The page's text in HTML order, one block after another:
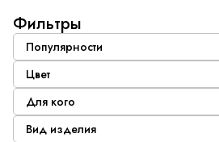
Фильтры
Популярности
Цвет
Для кого
Вид изделия